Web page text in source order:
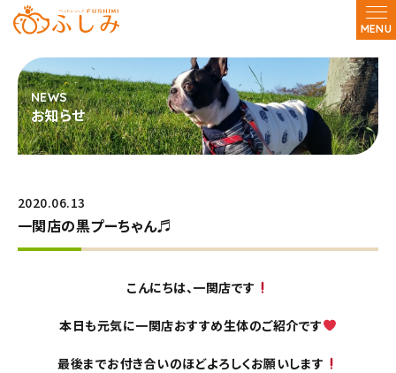
MENU
お知らせ
2020.06.13
一関店の黒プーちゃん♬
こんにちは、一関店です
本日も元気に一関店おすすめ生体のご紹介です
最後までお付き合いのほどよろしくお願いします